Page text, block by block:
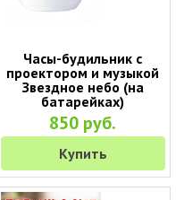
Часы-будильник с
проектором и музыкой
Звездное небо (на
батарейках)
850 руб.
Купить